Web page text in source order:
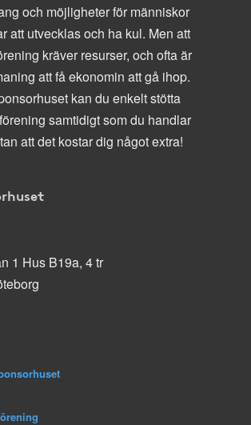
och möjligheter för människor
att utvecklas och ha kul. Men att
kräver resurser, och ofta är
att få ekonomin att gå ihop.
kan du enkelt stötta
samtidigt som du handlar
att det kostar dig något extra!
1 Hus B19a, 4 tr